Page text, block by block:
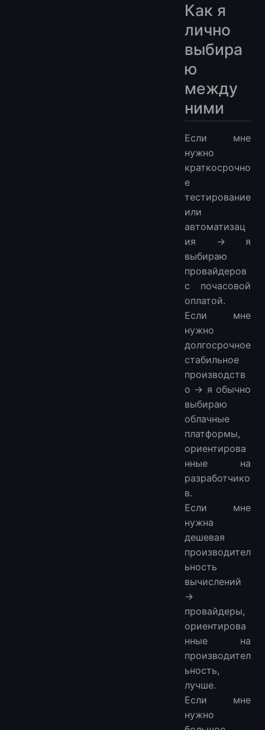
Как я
лично
выбира
ю
между
ними
Если мне
нужно
краткосрочно
е
тестирование
или
автоматизац
ия → я
выбираю
провайдеров
с почасовой
оплатой.
Если мне
нужно
долгосрочное
стабильное
производств
о → я обычно
выбираю
облачные
платформы,
ориентирова
нные на
разработчико
в.
Если мне
нужна
дешевая
производител
ьность
вычислений
→
провайдеры,
ориентирова
нные на
производител
ьность,
лучше.
Если мне
нужно